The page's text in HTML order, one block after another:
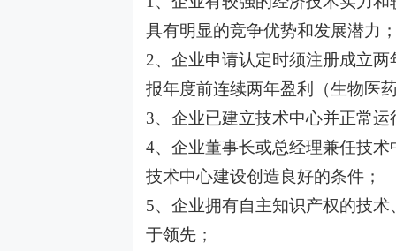
具有明显的竞争优势和发展潜力
2、企业申请认定时须注册成立
报年度前连续两年盈利（生物医
3、企业已建立技术中心并正常运
4、企业董事长或总经理兼任技
技术中心建设创造良好的条件；
5、企业拥有自主知识产权的技
于领先；